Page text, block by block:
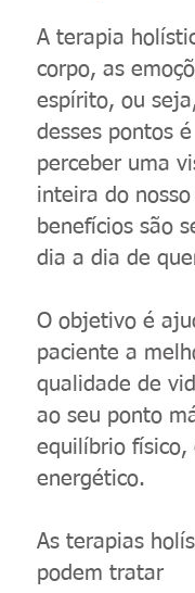
A terapia
corpo, as
espírito, ou
desses pontos é
perceber uma
inteira do
benefícios são
dia a dia de
O objetivo é
paciente a
qualidade de
ao seu ponto
equilíbrio físico,
energético.
As terapias
podem tratar